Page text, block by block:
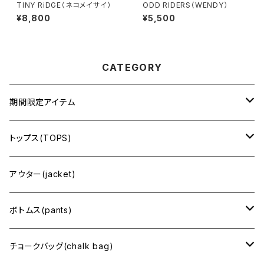
TINY RiDGE（ネコメイサイ）
¥8,800
ODD RIDERS（WENDY）
¥5,500
CATEGORY
期間限定アイテム
CROSSOVER
トップス(TOPS)
半袖(short sleeve)
長袖(long sleeve)
スウェット・フーディ(sweat・hoodie)
アウター(jacket)
ボトムス(pants)
ショート丈
チョークバッグ(chalk bag)